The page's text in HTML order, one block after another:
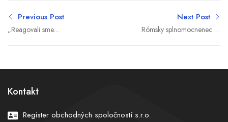
Previous Post
„Reagovali sme
Next Post
Rómsky splnomocnenec sa
Kontakt
Register obchodných spoločností s.r.o.